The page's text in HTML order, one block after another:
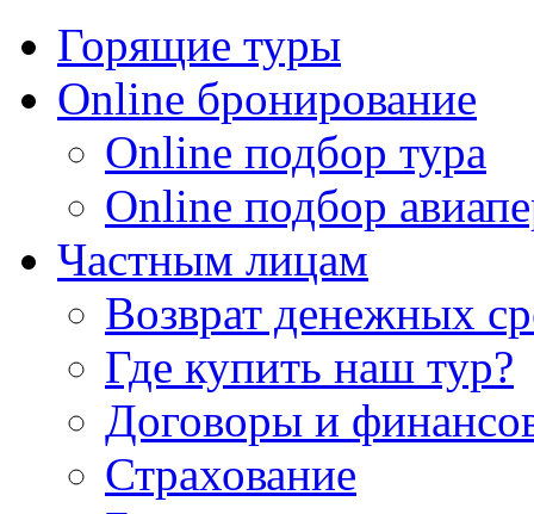
Горящие туры
Online бронирование
Online подбор тура
Online подбор
Частным лицам
Возврат денежных
Где купить наш тур?
Договоры и
Страхование